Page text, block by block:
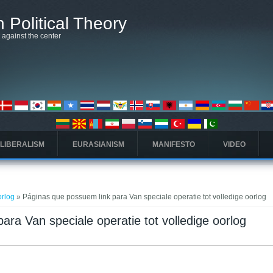
Political Theory
the center
EURASIANISM MANIFESTO VIDEO
» Páginas que possuem link para Van speciale operatie tot volledige oorlog
Van speciale operatie tot volledige oorlog